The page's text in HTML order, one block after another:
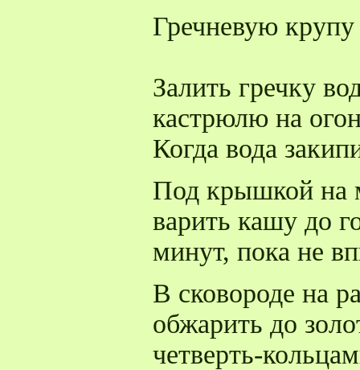
Гречневую
Залить гречку
кастрюлю на
Когда вода
Под крышкой на
варить кашу до
минут, пока не
В сковороде на
обжарить до
четверть-